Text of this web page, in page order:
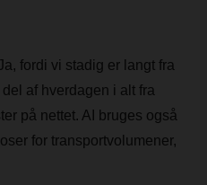
fordi vi stadig er langt fra
af hverdagen i alt fra
på nettet. AI bruges også
for transportvolumener,